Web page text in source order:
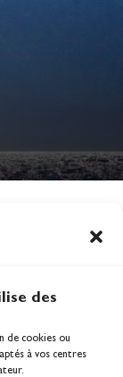
des
de cookies ou
à vos centres